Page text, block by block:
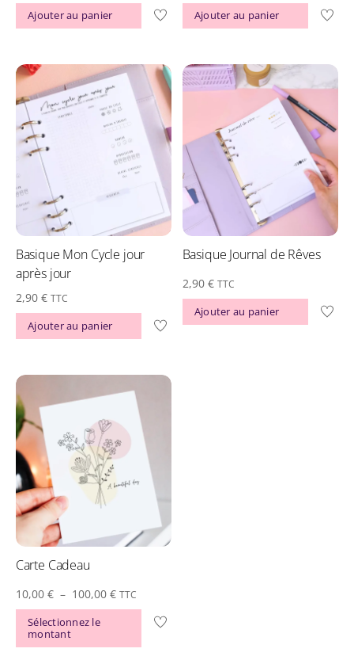
Ajouter au panier Ajouter au panier
Basique Mon Cycle jour
après jour
2,90 € TTC
Ajouter au panier
Basique Journal de Rêves
2,90 € TTC
Ajouter au panier
Carte Cadeau
10,00 € – 100,00 €Plage
de
TTC
Sélectionnez le
montant
Ce